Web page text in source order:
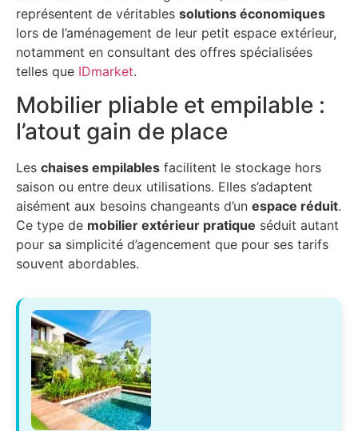
représentent de véritables solutions économiques
lors de l’aménagement de leur petit espace extérieur,
notamment en consultant des offres spécialisées
telles que IDmarket.
Mobilier pliable et empilable :
l’atout gain de place
Les chaises empilables facilitent le stockage hors
saison ou entre deux utilisations. Elles s’adaptent
aisément aux besoins changeants d’un espace réduit.
Ce type de mobilier extérieur pratique séduit autant
pour sa simplicité d’agencement que pour ses tarifs
souvent abordables.